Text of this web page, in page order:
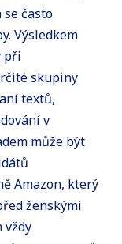
často
Výsledkem
při
skupiny
textů,
v
může být
Amazon, který
ženskými
vždy